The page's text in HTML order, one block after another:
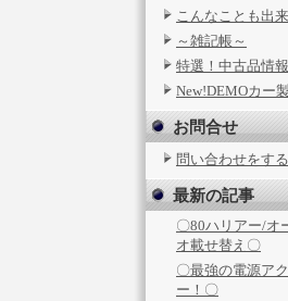
こんなことも出来
～雑記帳～
特選！中古品情報
New!DEMOカー
お問合せ
問い合わせをする
最新の記事
〇80ハリアー/オ
オ載せ替え〇
〇最強の電源ア
ー！〇